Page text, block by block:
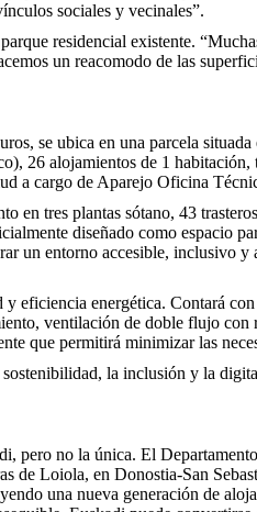
sociales y vecinales”.
residencial existente.
un reacomodo de las
se ubica en una parcela
26 alojamientos de 1
a cargo de Aparejo Oficina
en tres plantas sótano, 43
diseñado como espacio
un entorno accesible, inclusivo
eficiencia energética. Contará
ventilación de doble flujo
que permitirá minimizar las
la inclusión y la
pero no la única. El
de Loiola, en Donostia-San
una nueva generación de